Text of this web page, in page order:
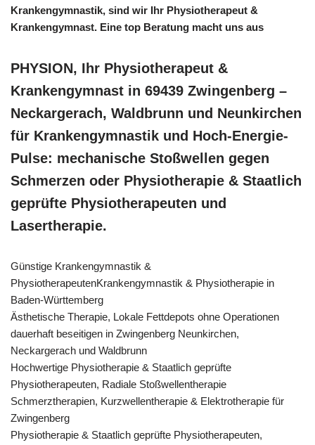
Krankengymnastik, sind wir Ihr Physiotherapeut &
Krankengymnast. Eine top Beratung macht uns aus
PHYSION, Ihr Physiotherapeut &
Krankengymnast in 69439 Zwingenberg –
Neckargerach, Waldbrunn und Neunkirchen
für Krankengymnastik und Hoch-Energie-
Pulse: mechanische Stoßwellen gegen
Schmerzen oder Physiotherapie & Staatlich
geprüfte Physiotherapeuten und
Lasertherapie.
Günstige Krankengymnastik &
PhysiotherapeutenKrankengymnastik & Physiotherapie in
Baden-Württemberg
Ästhetische Therapie, Lokale Fettdepots ohne Operationen
dauerhaft beseitigen in Zwingenberg Neunkirchen,
Neckargerach und Waldbrunn
Hochwertige Physiotherapie & Staatlich geprüfte
Physiotherapeuten, Radiale Stoßwellentherapie
Schmerztherapien, Kurzwellentherapie & Elektrotherapie für
Zwingenberg
Physiotherapie & Staatlich geprüfte Physiotherapeuten,